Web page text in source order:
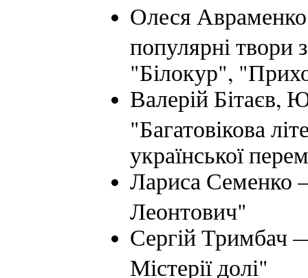
Олеся
популярні твори
"Білокур",
Валерій Бітаєв,
"Багатовікова
української
Лариса Семенко
Леонтович"
Сергій Тримбач
Містерії долі"